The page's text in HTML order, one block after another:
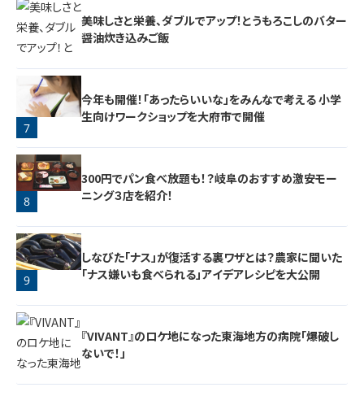
5
6
美味しさと栄養、ダブルでアップ！とうもろこしのバター
醤油炊き込みご飯
7
今年も開催！「あったらいいな」をみんなで考える 小学
生向けワークショップを大府市で開催
8
300円でパン食べ放題も！？岐阜のおすすめ激安モー
ニング３店を紹介！
9
しなびた「ナス」が復活する裏ワザとは？農家に聞いた
「ナス嫌いも食べられる」アイデアレシピを大公開
『VIVANT』のロケ地になった東海地方の病院「爆破し
ないで！」